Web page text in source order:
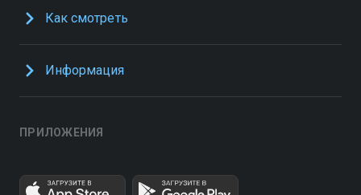
Как смотреть
Информация
ПРИЛОЖЕНИЯ